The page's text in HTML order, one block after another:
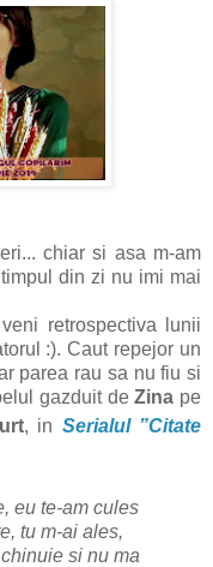
chiar si asa m-am
din zi nu imi mai
retrospectiva lunii
:). Caut repejor un
parea rau sa nu fiu si
gazduit deZina pe
, in Serialul ”Citate
eu te-am cules
tu m-ai ales,
si nu ma